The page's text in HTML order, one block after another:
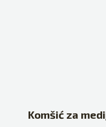
Komšić za